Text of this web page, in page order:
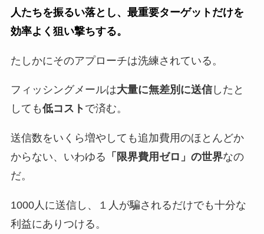
人たちを振るい落とし、最重要ターゲットだけを
効率よく狙い撃ちする。
たしかにそのアプローチは洗練されている。
フィッシングメールは大量に無差別に送信したと
しても低コスト で済む。
送信数をいくら増やしても追加費用のほとんどか
からない、いわゆる 「限界費用ゼロ」の世界なの
だ。
1000人に送信し、１人が騙されるだけでも十分な
利益にありつける。